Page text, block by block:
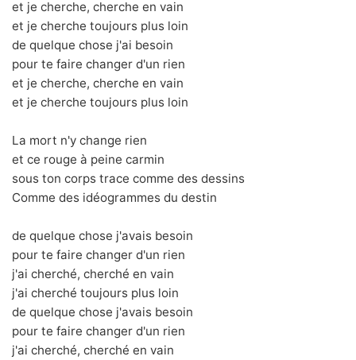
et je cherche, cherche en vain
et je cherche toujours plus loin
de quelque chose j'ai besoin
pour te faire changer d'un rien
et je cherche, cherche en vain
et je cherche toujours plus loin
La mort n'y change rien
et ce rouge à peine carmin
sous ton corps trace comme des dessins
Comme des idéogrammes du destin
de quelque chose j'avais besoin
pour te faire changer d'un rien
j'ai cherché, cherché en vain
j'ai cherché toujours plus loin
de quelque chose j'avais besoin
pour te faire changer d'un rien
j'ai cherché, cherché en vain